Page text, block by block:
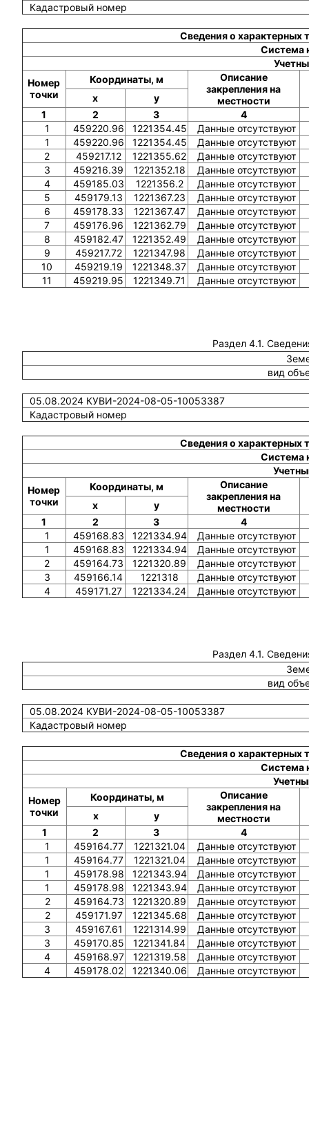
Кадастровый номер
Сведения о характерных
Система
Номер
точки
Координаты, м
Описание
закрепления на
местности
x
y
1
2 3
4
1
459220.96 1221354.45
Данные отсутствуют
1
459220.96 1221354.45
Данные отсутствуют
2
459217.12 1221355.62
Данные отсутствуют
3
459216.39 1221352.18
Данные отсутствуют
4
459185.03 1221356.2
Данные отсутствуют
5
459179.13 1221367.23
Данные отсутствуют
6
459178.33 1221367.47
Данные отсутствуют
7
459176.96 1221362.79
Данные отсутствуют
8
459182.47 1221352.49
Данные отсутствуют
9
459217.72 1221347.98
Данные отсутствуют
10
459219.19 1221348.37
Данные отсутствуют
11
459219.95 1221349.71 Данные отсутствуют
Раздел 4.1.
вид
05.08.2024 КУВИ-2024-08-05-10053387
Кадастровый номер
Сведения о характерных
Система
Номер
точки
Координаты, м
Описание
закрепления на
местности
x
y
1
2 3
4
1
459168.83 1221334.94
Данные отсутствуют
1
459168.83 1221334.94
Данные отсутствуют
2
459164.73 1221320.89
Данные отсутствуют
3
459166.14 1221318
Данные отсутствуют
4
459171.27 1221334.24 Данные отсутствуют
Раздел 4.1.
вид
05.08.2024 КУВИ-2024-08-05-10053387
Кадастровый номер
Сведения о характерных
Система
Номер
точки
Координаты, м
Описание
закрепления на
местности
x
y
1
2 3
4
1
459164.77 1221321.04
Данные отсутствуют
1
459164.77 1221321.04
Данные отсутствуют
1
459178.98 1221343.94
Данные отсутствуют
1
459178.98 1221343.94
Данные отсутствуют
2
459164.73 1221320.89
Данные отсутствуют
2
459171.97 1221345.68
Данные отсутствуют
3
459167.61 1221314.99
Данные отсутствуют
3
459170.85 1221341.84
Данные отсутствуют
4
459168.97 1221319.58
Данные отсутствуют
4
459178.02 1221340.06 Данные отсутствуют